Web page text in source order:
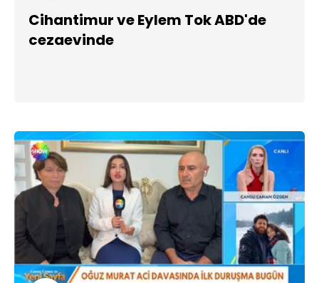
Cihantimur ve Eylem Tok ABD'de
cezaevinde